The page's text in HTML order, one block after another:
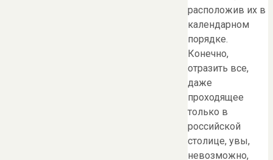
расположив их в
календарном
порядке.
Конечно,
отразить все,
даже
проходящее
только в
российской
столице, увы,
невозможно,